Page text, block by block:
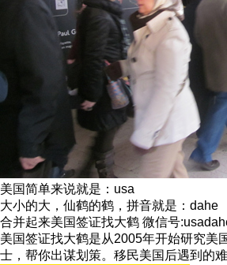
美国简单来说就是：usa
大小的大，仙鹤的鹤，拼音就是：dahe
合并起来美国签证找大鹤 微信号
美国签证找大鹤是从2005年开始研究美
士，帮你出谋划策。移民美国后遇到的